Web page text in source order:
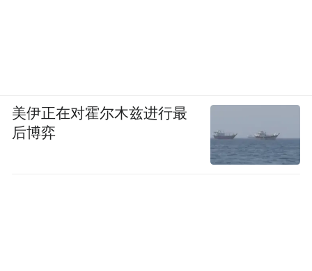
美伊正在对霍尔木兹进行最
后博弈